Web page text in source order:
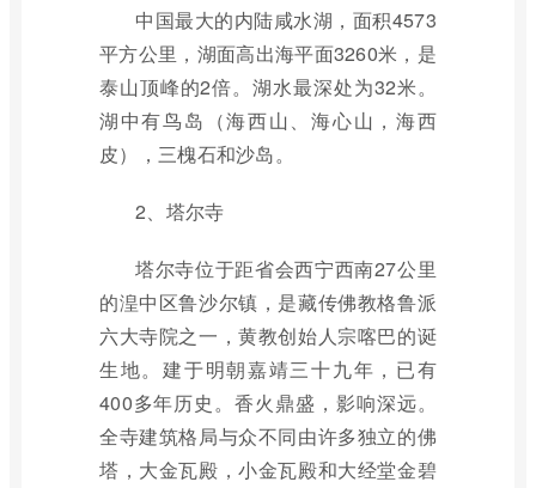
中国最大的内陆咸水湖，面积4573
平方公里，湖面高出海平面3260米，是
泰山顶峰的2倍。湖水最深处为32米。
湖中有鸟岛（海西山、海心山，海西
皮），三槐石和沙岛。
2、塔尔寺
塔尔寺位于距省会西宁西南27公里
的湟中区鲁沙尔镇，是藏传佛教格鲁派
六大寺院之一，黄教创始人宗喀巴的诞
生地。建于明朝嘉靖三十九年，已有
400多年历史。香火鼎盛，影响深远。
全寺建筑格局与众不同由许多独立的佛
塔，大金瓦殿，小金瓦殿和大经堂金碧